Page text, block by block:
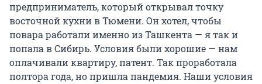
предприниматель, который открывал точку
восточной кухни в Тюмени. Он хотел, чтобы
повара работали именно из Ташкента — я так и
попала в Сибирь. Условия были хорошие — нам
оплачивали квартиру, патент. Так проработала
полтора года, но пришла пандемия. Наши условия